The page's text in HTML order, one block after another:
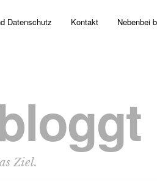
Datenschutz Kontakt Nebenbei
Ziel.